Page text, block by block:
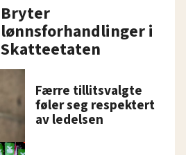
Bryter
lønnsforhandlinger i
Skatteetaten
Færre tillitsvalgte
føler seg respektert
av ledelsen